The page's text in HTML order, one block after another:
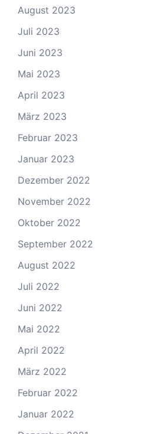
August 2023
Juli 2023
Juni 2023
Mai 2023
April 2023
März 2023
Februar 2023
Januar 2023
Dezember 2022
November 2022
Oktober 2022
September 2022
August 2022
Juli 2022
Juni 2022
Mai 2022
April 2022
März 2022
Februar 2022
Januar 2022